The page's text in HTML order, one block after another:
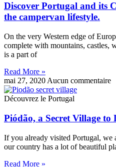
Discover Portugal and its
the campervan lifestyle.
On the very Western edge of
complete with mountains, castles,
is a part of
Read More »
mai 27, 2020 Aucun commentaire
Découvrez le Portugal
Piódão, a Secret Village to
If you already visited Portugal, we
our country has a lot of beautiful
Read More »